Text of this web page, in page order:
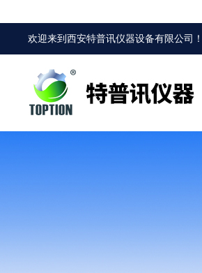
欢迎来到西安特普讯仪器设备有限公司 ！